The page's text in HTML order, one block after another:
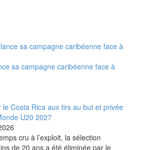
sa campagne caribéenne face à
le Costa Rica aux tirs au but et privée
U20 2027
cru à l’exploit, la sélection
de 20 ans a été éliminée par le